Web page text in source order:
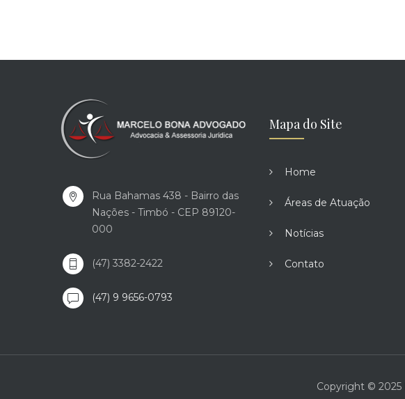
Rua Bahamas 438 - Bairro das
Nações - Timbó - CEP 89120-
000
(47) 3382-2422
(47) 9 9656-0793
Mapa do Site
Home
Áreas de Atuação
Notícias
Contato
Copyright © 2025